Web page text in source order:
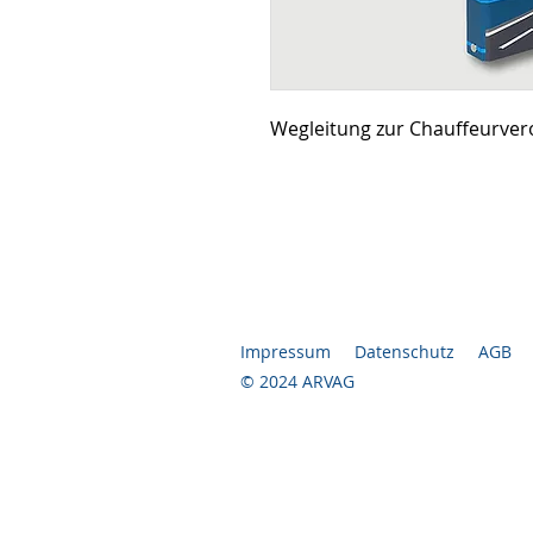
Wegleitung zur
Impressum Datenschutz
AGB
© 2024 ARVAG